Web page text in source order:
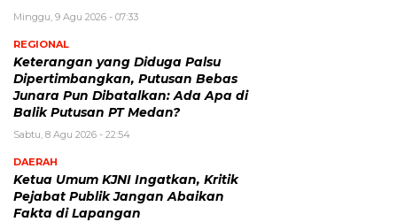
Minggu, 9 Agu 2026 - 07:33
REGIONAL
Keterangan yang Diduga Palsu
Dipertimbangkan, Putusan Bebas
Junara Pun Dibatalkan: Ada Apa di
Balik Putusan PT Medan?
Sabtu, 8 Agu 2026 - 22:54
DAERAH
Ketua Umum KJNI Ingatkan, Kritik
Pejabat Publik Jangan Abaikan
Fakta di Lapangan